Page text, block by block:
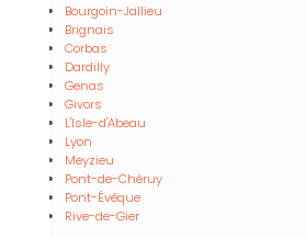
Bourgoin-Jallieu
Brignais
Corbas
Dardilly
Genas
Givors
L'Isle-d'Abeau
Lyon
Meyzieu
Pont-de-Chéruy
Pont-Évêque
Rive-de-Gier